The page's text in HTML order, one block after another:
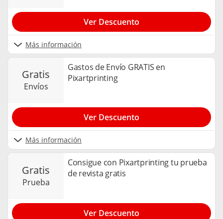
Más información
Ver Descuento
gratis
envíos
Gastos de Envío GRATIS en
Pixartprinting
Más información
Ver Descuento
gratis
prueba
Consigue con Pixartprinting tu prueba
de revista gratis
Ver Descuento